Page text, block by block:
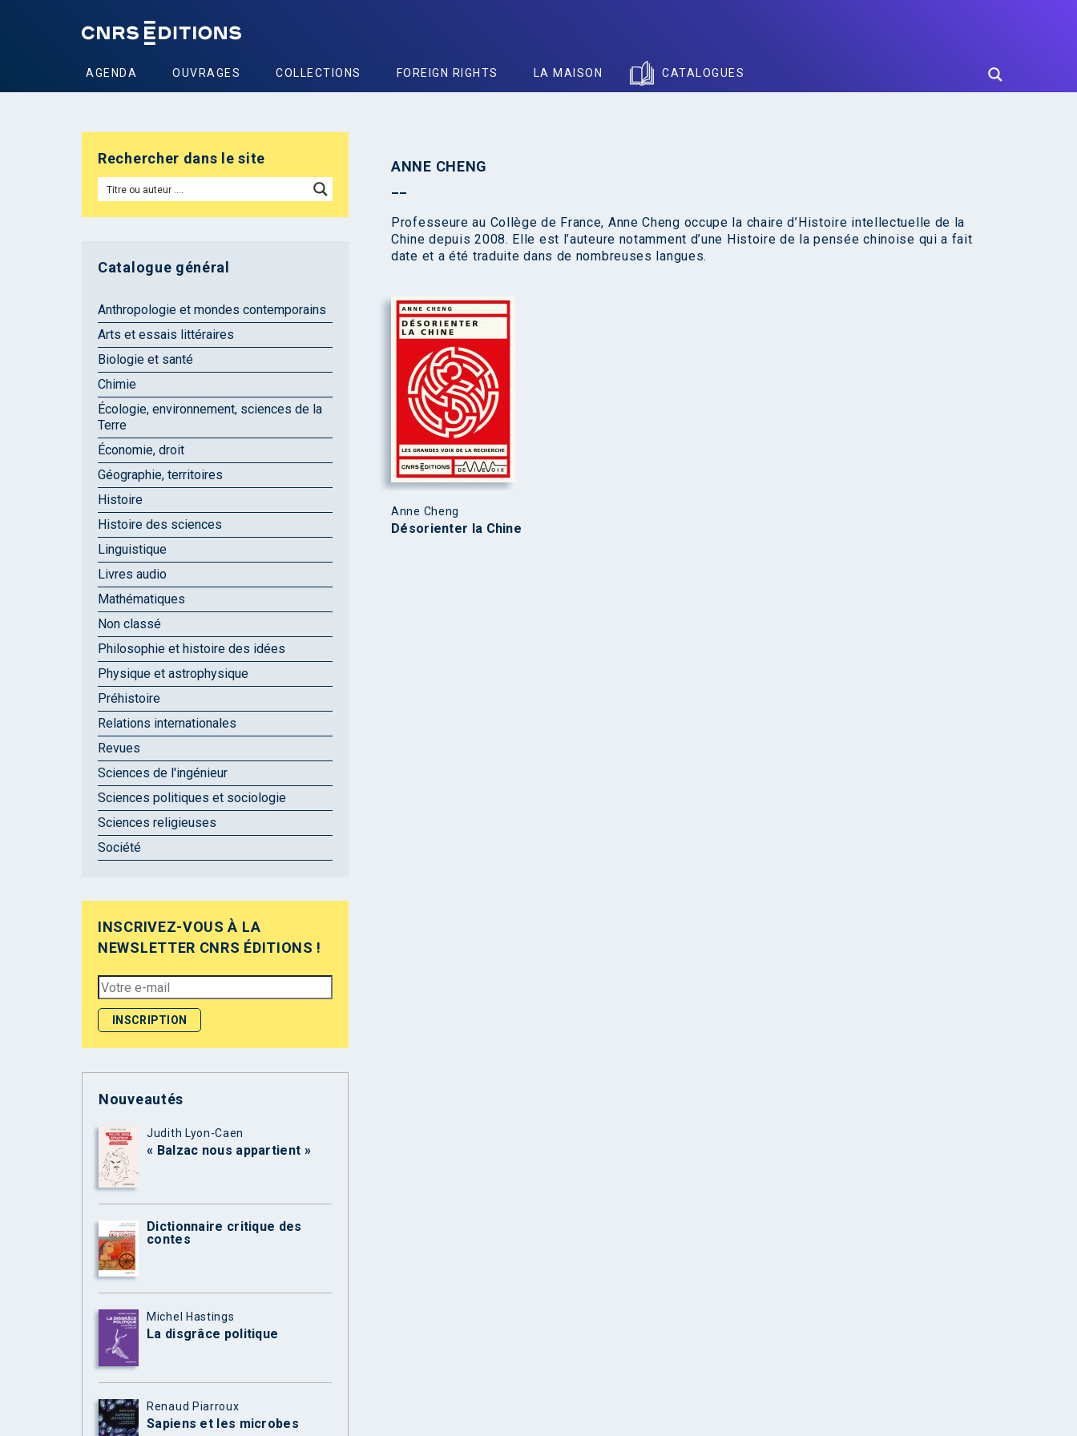
AGENDA OUVRAGES COLLECTIONS FOREIGN RIGHTS LA MAISON CATALOGUES
ANNE CHENG
Professeure au Collège de France, Anne Cheng occupe la chaire d’Histoire intellectuelle de la
Chine depuis 2008. Elle est l’auteure notamment d’une Histoire de la pensée chinoise qui a fait
date et a été traduite dans de nombreuses langues.
Anne Cheng
Désorienter la Chine
Rechercher dans le site
Catalogue général
Anthropologie et mondes contemporains
Arts et essais littéraires
Biologie et santé
Chimie
Écologie, environnement, sciences de la
Terre
Économie, droit
Géographie, territoires
Histoire
Histoire des sciences
Linguistique
Livres audio
Mathématiques
Non classé
Philosophie et histoire des idées
Physique et astrophysique
Préhistoire
Relations internationales
Revues
Sciences de l'ingénieur
Sciences politiques et sociologie
Sciences religieuses
Société
INSCRIVEZ-VOUS À LA
NEWSLETTER CNRS ÉDITIONS !
Nouveautés
Judith Lyon-Caen
« Balzac nous appartient »
Dictionnaire critique des
contes
Michel Hastings
La disgrâce politique
Renaud Piarroux
Sapiens et les microbes